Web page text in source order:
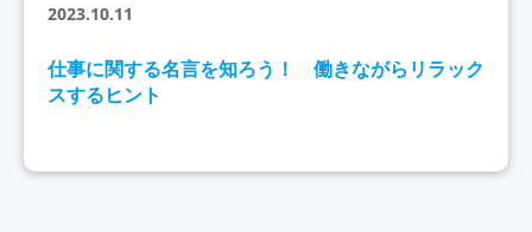
2023.10.11
仕事に関する名言を知ろう！ 働きながらリラック
スするヒント